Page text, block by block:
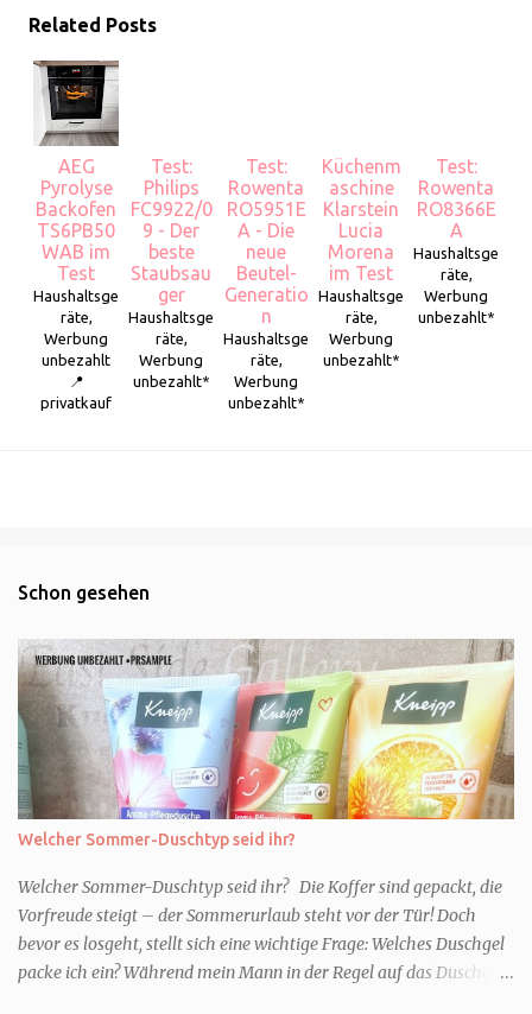
Related Posts
AEG
Pyrolyse
Backofen
TS6PB50
WAB im
Test
Haushaltsge
räte,
Werbung
unbezahlt
📍
privatkauf
Test:
Philips
FC9922/0
9 - Der
beste
Staubsau
ger
Haushaltsge
räte,
Werbung
unbezahlt*
Test:
Rowenta
RO5951E
A - Die
neue
Beutel-
Generatio
n
Haushaltsge
räte,
Werbung
unbezahlt*
Küchenm
aschine
Klarstein
Lucia
Morena
im Test
Haushaltsge
räte,
Werbung
unbezahlt*
Test:
Rowenta
RO8366E
A
Haushaltsge
räte,
Werbung
unbezahlt*
Schon gesehen
Welcher Sommer-Duschtyp seid ihr?
Welcher Sommer-Duschtyp seid ihr? Die Koffer sind gepackt, die
Vorfreude steigt – der Sommerurlaub steht vor der Tür! Doch
bevor es losgeht, stellt sich eine wichtige Frage: Welches Duschgel
packe ich ein? Während mein Mann in der Regel auf das Duschgel